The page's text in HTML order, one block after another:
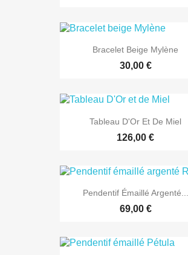
Bracelet Beige Mylène
30,00 €
Tableau D'Or Et De Miel
126,00 €
Pendentif Émaillé Argenté...
69,00 €